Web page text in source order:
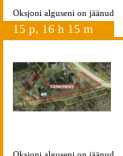
Oksjoni alguseni on jäänud
15 p, 16 h 15 m